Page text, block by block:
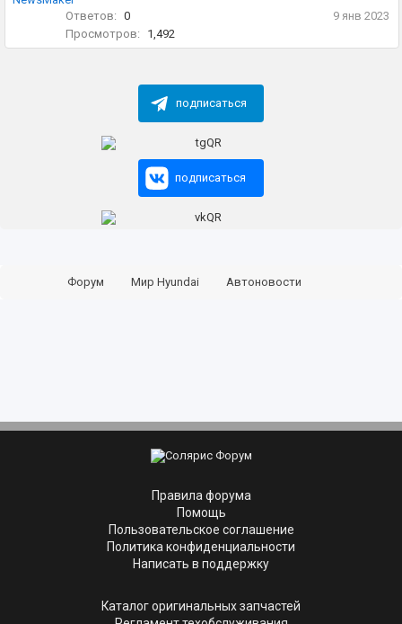
Ответов: 0
Просмотров:
1,492
9 янв 2023
подписаться
подписаться
Форум Мир Hyundai Автоновости
Правила форума
Помощь
Пользовательское соглашение
Политика конфиденциальности
Написать в поддержку
Каталог оригинальных запчастей